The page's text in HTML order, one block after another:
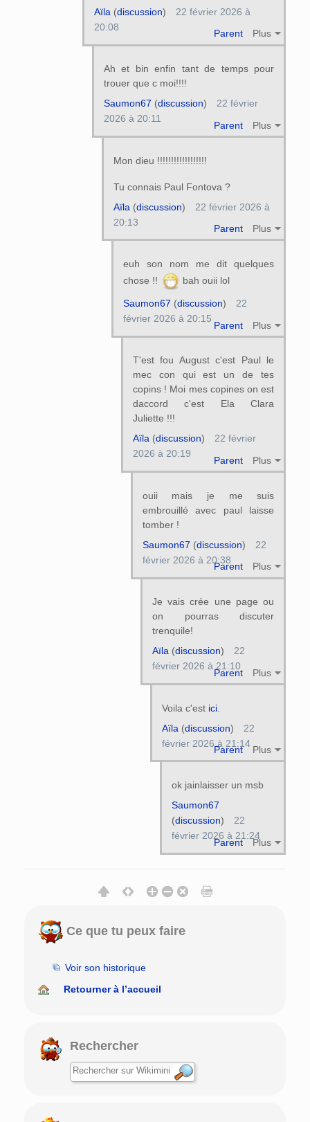
Parent Plus
Aïla (discussion)
22 février 2026 à
20:08
Ah et bin enfin tant de temps pour
trouer que c moi!!!!
Parent Plus
Saumon67 (discussion)
22 février
2026 à 20:11
Mon dieu !!!!!!!!!!!!!!!!!!
Tu connais Paul Fontova ?
Parent Plus
Aïla (discussion)
22 février 2026 à
20:13
euh son nom me dit quelques
chose !!
bah ouii lol
Parent Plus
Saumon67 (discussion)
22
février 2026 à 20:15
T'est fou August c'est Paul le
mec con qui est un de tes
copins ! Moi mes copines on est
daccord c'est Ela Clara
Juliette !!!
Parent Plus
Aïla(discussion)
22 février
2026 à 20:19
ouii mais je me suis
embrouillé avec paul laisse
tomber !
Parent Plus
Saumon67 (discussion)
22
février 2026 à 20:38
Je vais crée une page ou
on pourras discuter
trenquile!
Parent Plus
Aïla (discussion)
22
février 2026 à 21:10
Voila c'est ici.
Parent Plus
Aïla (discussion)
22
février 2026 à 21:14
ok jainlaisser un msb
Parent Plus
Saumon67
(discussion)
22
février 2026 à 21:24
Ce que tu peux faire
Voir son historique
Retourner à l’accueil
Rechercher